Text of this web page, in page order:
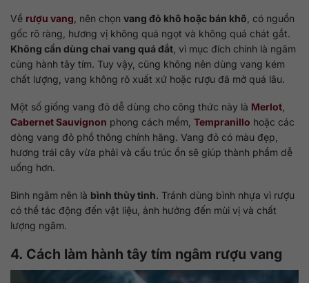
Về rượu vang , nên chọn vang đỏ khô hoặc bán khô , có nguồn
gốc rõ ràng, hương vị không quá ngọt và không quá chát gắt.
Không cần dùng chai vang quá đắt , vì mục đích chính là ngâm
cùng hành tây tím. Tuy vậy, cũng không nên dùng vang kém
chất lượng, vang không rõ xuất xứ hoặc rượu đã mở quá lâu.
Một số giống vang đỏ dễ dùng cho công thức này là Merlot
Cabernet Sauvignon phong cách mềm, Tempranillo hoặc các
dòng vang đỏ phổ thông chính hãng. Vang đỏ có màu đẹp,
hương trái cây vừa phải và cấu trúc ổn sẽ giúp thành phẩm dễ
uống hơn.
Bình ngâm nên là bình thủy tinh. Tránh dùng bình nhựa vì rượu
có thể tác động đến vật liệu, ảnh hưởng đến mùi vị và chất
lượng ngâm.
4. Cách làm hành tây tím ngâm rượu vang